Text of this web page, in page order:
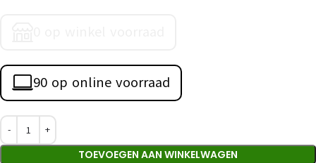
90 op online voorraad
TOEVOEGEN AAN WINKELWAGEN